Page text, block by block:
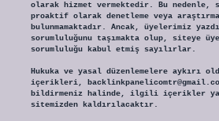
olarak hizmet vermektedir. Bu
proaktif olarak denetleme veya araştırma
bulunmamaktadır. Ancak, üyelerimiz
sorumluluğunu taşımakta olup, siteye
sorumluluğu kabul etmiş sayılırlar.
Hukuka ve yasal düzenlemelere aykırı
içerikleri,
bildirmeniz halinde, ilgili içerikler
sitemizden kaldırılacaktır.